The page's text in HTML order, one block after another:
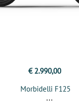
€ 2.990,00
Morbidelli F125